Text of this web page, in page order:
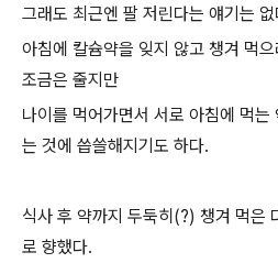
그래도 최근엔 팔 저린다는 얘기는 없
아침에 칼슘약을 잊지 않고 챙겨 먹
조금은 줄지만
나이를 먹어가면서 서로 아침에 먹
는 것에 씁쓸해지기도 하다.
식사 후 약까지 두둑히(?) 챙겨 먹은
로 향했다.